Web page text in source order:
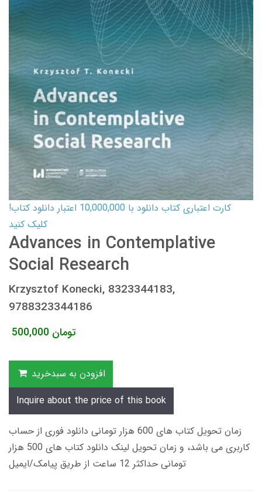
کارت اعتباری کتاب دانلود با 10,000,000 اعتبار دانلود کتاب!
کلیک کنید
Advances in Contemplative
Social Research
Krzysztof Konecki, 8323344183,
9788323344186
500,000 تومان
افزودن به سبدخرید
Inquire about the price of this book
زمان تحویل کتاب های 600 هزار تومانی دانلود فوری از حساب
کاربری می باشد، و زمان تحویل لینک دانلود کتاب های 500 هزار
تومانی حداکثر 12 ساعت از طریق پیامک/ایمیل